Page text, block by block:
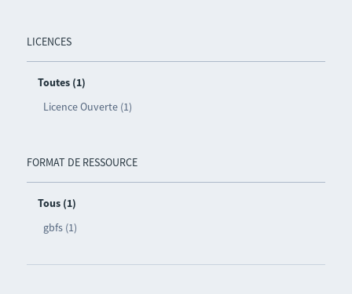
LICENCES
Toutes (1)
Licence Ouverte (1)
FORMAT DE RESSOURCE
Tous (1)
gbfs (1)